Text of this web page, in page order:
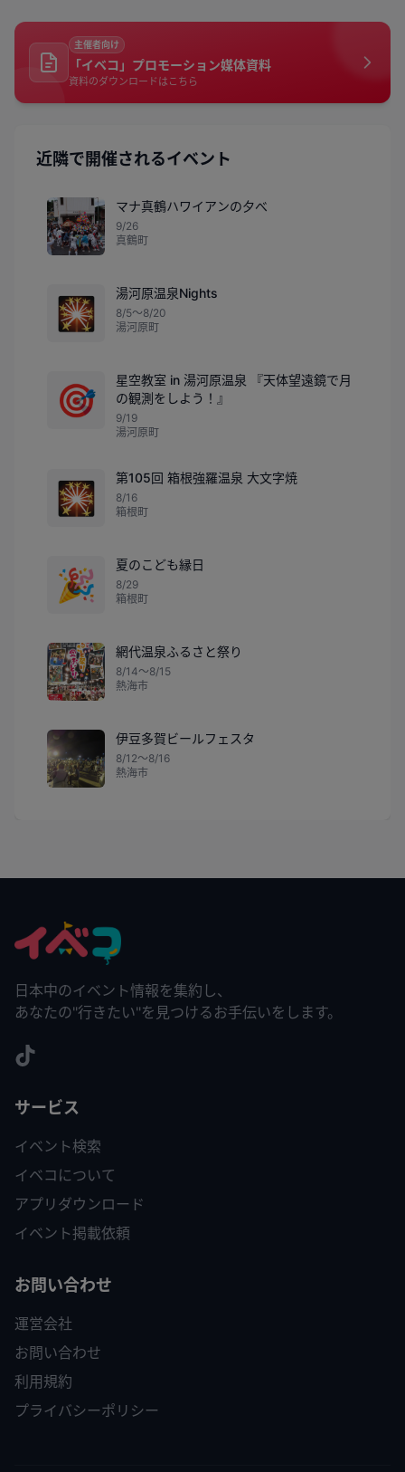
主催者向け
「イベコ」プロモーション媒体資料
資料のダウンロードはこちら
近隣で開催されるイベント
マナ真鶴ハワイアンの夕べ
9/26
真鶴町
🎇
湯河原温泉Nights
8/5〜8/20
湯河原町
🎯
星空教室 in 湯河原温泉 『天体望遠鏡で月
の観測をしよう！』
9/19
湯河原町
🎇
第105回 箱根強羅温泉 大文字焼
8/16
箱根町
🎉
夏のこども縁日
8/29
箱根町
網代温泉ふるさと祭り
8/14〜8/15
熱海市
伊豆多賀ビールフェスタ
8/12〜8/16
熱海市
日本中のイベント情報を集約し、
あなたの"行きたい"を見つけるお手伝いをします。
サービス
イベント検索
イベコについて
アプリダウンロード
イベント掲載依頼
お問い合わせ
運営会社
お問い合わせ
利用規約
プライバシーポリシー